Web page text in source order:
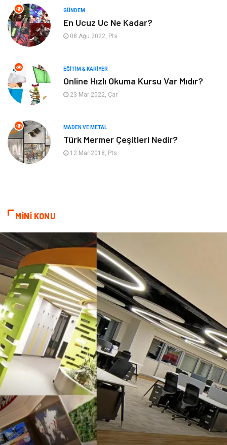
Organizasyon Plastik
Emlak
Finans & Ekonomi
Endüstriyel Ürünler
Aksesuar
Nakliyat
Kiralama Servisleri Markalar
Çadır Kına Gecesi
Spor Malzemeleri Basın Yayın
Moda İthalat İhracat
Bakım
GÜNDEM
En Ucuz Uc Ne Kadar?
08 Ağu 2022, Pts
EĞITIM & KARIYER
Online Hızlı Okuma Kursu Var Mıdır?
23 Mar 2022, Çar
MADEN VE METAL
Türk Mermer Çeşitleri Nedir?
12 Mar 2018, Pts
MİNİ KONU